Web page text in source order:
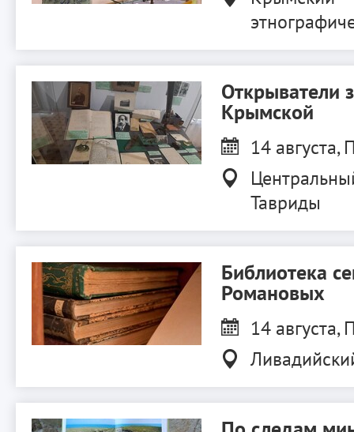
Открыватели
Крымской
14 августа,
Тавриды
Библиотека
Романовых
14 августа,